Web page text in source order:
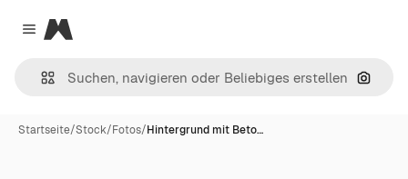
Close menu
Magnific
Nach
Startseite/Stock/Fotos/Hintergrund mit Beto…